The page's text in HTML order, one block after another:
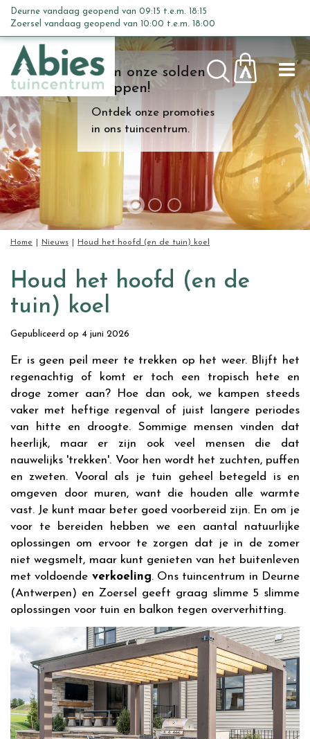
n
c
o
n
t
e
n
t
Kom onze solden
shoppen!
Ontdek onze promoties
in ons tuincentrum.
Home Nieuws Houd het hoofd (en de tuin) koel
Deurne vandaag geopend van 09:15 t.e.m. 18:15
Zoersel vandaag geopend van 10:00 t.e.m. 18:00
Houd het hoofd (en de
tuin) koel
Gepubliceerd op 4 juni 2026
Er is geen peil meer te trekken op het weer. Blijft het
regenachtig of komt er toch een tropisch hete en
droge zomer aan? Hoe dan ook, we kampen steeds
vaker met heftige regenval of juist langere periodes
van hitte en droogte. Sommige mensen vinden dat
heerlijk, maar er zijn ook veel mensen die dat
nauwelijks 'trekken'. Voor hen wordt het zuchten, puffen
en zweten. Vooral als je tuin geheel betegeld is en
omgeven door muren, want die houden alle warmte
vast. Je kunt maar beter goed voorbereid zijn. En om je
voor te bereiden hebben we een aantal natuurlijke
oplossingen om ervoor te zorgen dat je in de zomer
niet wegsmelt, maar kunt genieten van het buitenleven
met voldoende verkoeling. Ons tuincentrum in Deurne
(Antwerpen) en Zoersel geeft graag slimme 5 slimme
oplossingen voor tuin en balkon tegen oververhitting.